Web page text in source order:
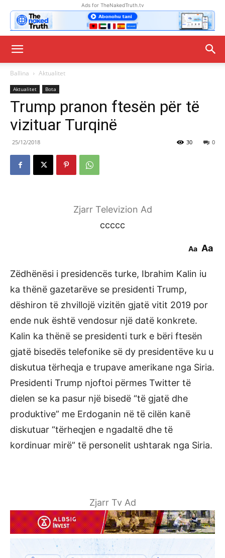
Ads for TheNakedTruth.tv
Ballina Aktualitet
Aktualitet Bota
Trump pranon ftesën për të
vizituar Turqinë
25/12/2018 0
30
Zjarr Televizion Ad
ccccc
Aa Aa
Zëdhënësi i presidencës turke, Ibrahim Kalin iu
ka thënë gazetarëve se presidenti Trump,
dëshiron të zhvillojë vizitën gjatë vitit 2019 por
ende nuk është vendosur një datë konkrete.
Kalin ka thënë se presidenti turk e bëri ftesën
gjatë bisedës telefonike së dy presidentëve ku u
diskutua tërheqja e trupave amerikane nga Siria.
Presidenti Trump njoftoi përmes Twitter të
dielen se ka pasur një bisedë “të gjatë dhe
produktive” me Erdoganin në të cilën kanë
diskutuar “tërheqjen e ngadaltë dhe të
kordinuar mirë” të personelit ushtarak nga Siria.
Zjarr Tv Ad